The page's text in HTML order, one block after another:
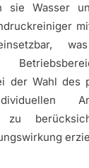
sie Wasser
der Wahl des
zu